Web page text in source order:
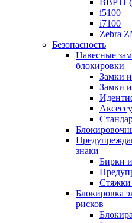
BBP11
i5100
i7100
Zebra
Безопасность
Навесные
блокировки
Замки
Замки
знаки
Бирки
Блокировка
рисков